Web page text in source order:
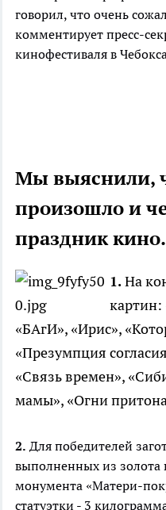
говорил, что очень
комментирует пресс-
кинофестиваля в
Мы выяснили,
произошло и
праздник кино.
1.На
картин:
«БАгИ», «Ирис»,
«Презумпция
«Связь времен»,
мамы», «Огни
2. Для победителей
выполненных из
монумента «Матери-
статуэтки - 3